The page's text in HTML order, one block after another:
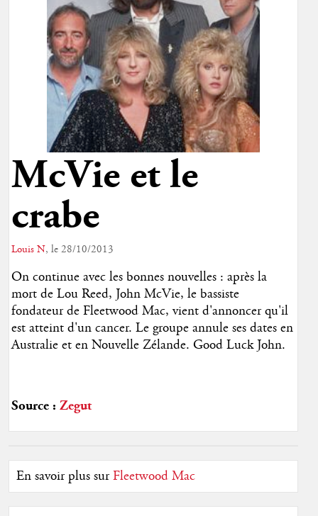
McVie et le
crabe
Louis N, le 28/10/2013
On continue avec les bonnes nouvelles : après la
mort de Lou Reed, John McVie, le bassiste
fondateur de Fleetwood Mac, vient d'annoncer qu'il
est atteint d'un cancer. Le groupe annule ses dates en
Australie et en Nouvelle Zélande. Good Luck John.
Source :Zegut
En savoir plus surFleetwood Mac